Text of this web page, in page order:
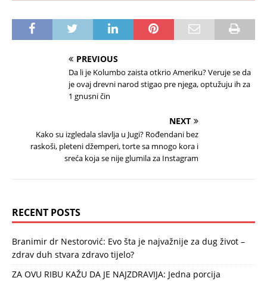
PREVIOUS
Da li je Kolumbo zaista otkrio Ameriku? Veruje se da
je ovaj drevni narod stigao pre njega, optužuju ih za
1 gnusni čin
NEXT
Kako su izgledala slavlja u Jugi? Rođendani bez
raskoši, pleteni džemperi, torte sa mnogo kora i
sreća koja se nije glumila za Instagram
RECENT POSTS
Branimir dr Nestorović: Evo šta je najvažnije za dug život –
zdrav duh stvara zdravo tijelo?
ZA OVU RIBU KAŽU DA JE NAJZDRAVIJA: Jedna porcija